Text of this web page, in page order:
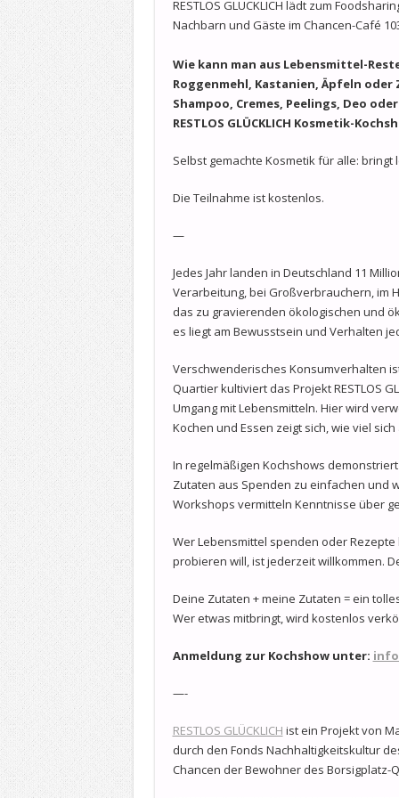
RESTLOS GLÜCKLICH lädt zum
Nachbarn und Gäste im Chancen-Café
Wie kann man aus Lebensmittel-
Roggenmehl, Kastanien, Äpfeln
Shampoo, Cremes, Peelings, Deo
RESTLOS GLÜCKLICH Kosmetik-
Selbst gemachte Kosmetik für alle:
Die Teilnahme ist kostenlos.
—
Jedes Jahr landen in Deutschland 11
Verarbeitung, bei Großverbrauchern, im
das zu gravierenden ökologischen und
es liegt am Bewusstsein und Verhalten
Verschwenderisches Konsumverhalten
Quartier kultiviert das Projekt RESTLOS
Umgang mit Lebensmitteln. Hier wird
Kochen und Essen zeigt sich, wie viel
In regelmäßigen Kochshows
Zutaten aus Spenden zu einfachen und
Workshops vermitteln Kenntnisse über
Wer Lebensmittel spenden oder
probieren will, ist jederzeit willkommen.
Deine Zutaten + meine Zutaten = ein
Wer etwas mitbringt, wird kostenlos
Anmeldung zur Kochshow unter:
—-
RESTLOS GLÜCKLICH ist ein Projekt von
durch den Fonds Nachhaltigkeitskultur
Chancen der Bewohner des Borsigplatz-